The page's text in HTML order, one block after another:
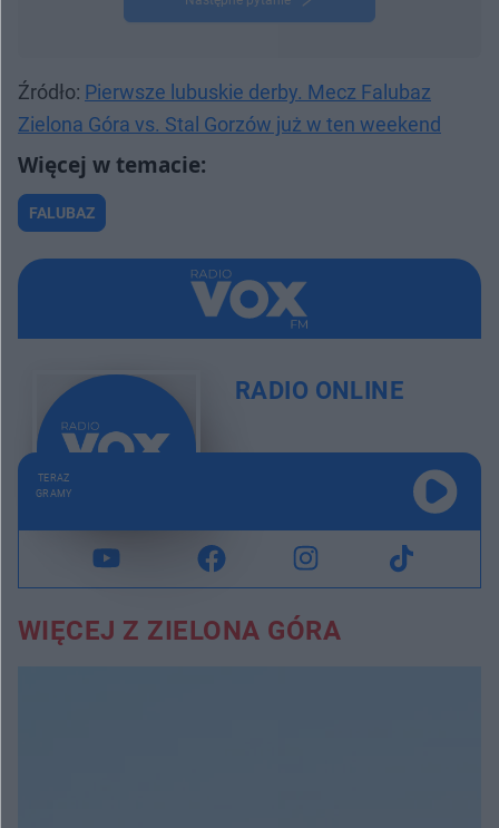
Źródło: Pierwsze lubuskie derby. Mecz Falubaz
Zielona Góra vs. Stal Gorzów już w ten weekend
FALUBAZ
RADIO ONLINE
TERAZ
GRAMY
WIĘCEJ Z ZIELONA GÓRA